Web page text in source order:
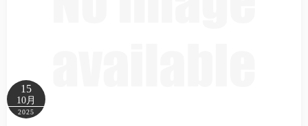
15
10月
2025